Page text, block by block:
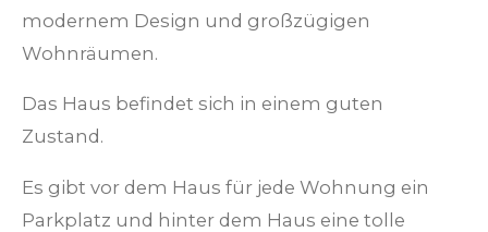
modernem Design und großzügigen
Wohnräumen.
Das Haus befindet sich in einem guten
Zustand.
Es gibt vor dem Haus für jede Wohnung ein
Parkplatz und hinter dem Haus eine tolle